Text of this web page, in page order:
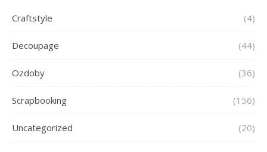
Craftstyle (4)
Decoupage (44)
Ozdoby (36)
Scrapbooking (156)
Uncategorized (20)